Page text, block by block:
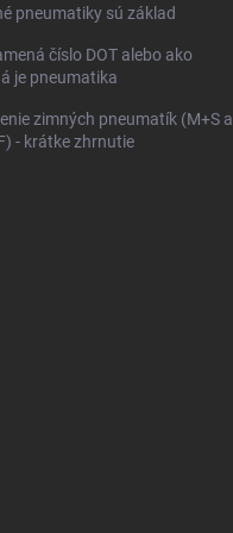
pneumatiky sú základ
číslo DOT alebo ako
je pneumatika
zimných pneumatík (M+S a
- krátke zhrnutie